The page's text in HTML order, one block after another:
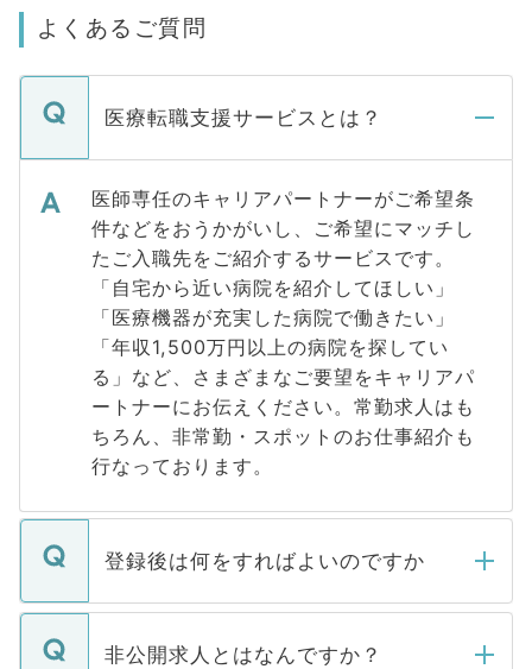
よくあるご質問
医療転職支援サービスとは？
医師専任のキャリアパートナーがご希望条
件などをおうかがいし、ご希望にマッチし
たご入職先をご紹介するサービスです。
「自宅から近い病院を紹介してほしい」
「医療機器が充実した病院で働きたい」
「年収1,500万円以上の病院を探してい
る」など、さまざまなご要望をキャリアパ
ートナーにお伝えください。常勤求人はも
ちろん、非常勤・スポットのお仕事紹介も
行なっております。
登録後は何をすればよいのですか
ご登録いただきましたら、弊社担当者がご
登録内容を確認し、その後メールもしくは
非公開求人とはなんですか？